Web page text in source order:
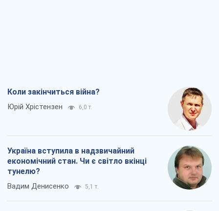
Коли закінчиться війна?
Юрій Хрістензен 6,0 т.
Україна вступила в надзвичайний
економічний стан. Чи є світло вкінці
тунелю?
Вадим Денисенко 5,1 т.